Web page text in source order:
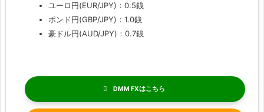
ユーロ円(EUR/JPY)：0.5銭
ポンド円(GBP/JPY)：1.0銭
豪ドル円(AUD/JPY)：0.7銭
DMM FX